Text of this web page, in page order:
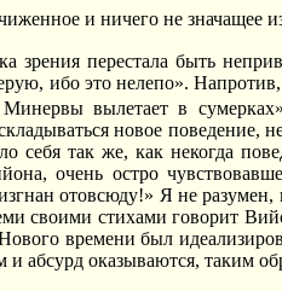
и ничего не значащее
зрения перестала быть
ибо это нелепо».
вылетает в
новое поведение,
себя так же, как некогда
очень остро
отовсюду!» Я не
своими стихами говорит
времени был
и абсурд оказываются, таким